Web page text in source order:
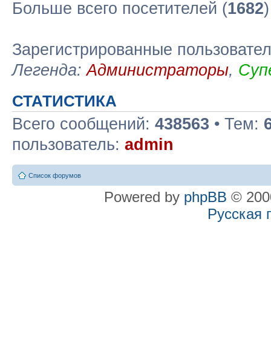
Больше всего посетителей (1682
Зарегистрированные
Легенда:Администраторы,
СТАТИСТИКА
Всего сообщений: 438563 • Тем:
пользователь: admin
Список форумов
Powered by phpBB ©
Русская